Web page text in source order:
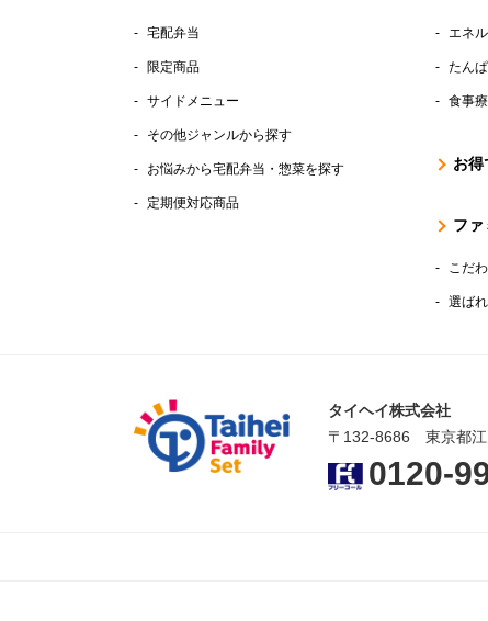
宅配弁当
限定商品
サイドメニュー
その他ジャンルから探す
お悩みから宅配弁当・惣菜を探す
定期便対応商品
エネ
たん
食事
お得
ファ
こだ
選ば
タイヘイ株式会社
〒132-8686 東京都江
0120-